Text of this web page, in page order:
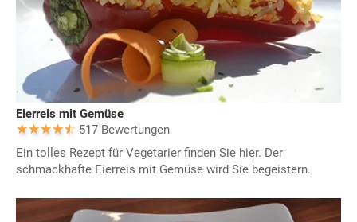
Eierreis mit Gemüse
517 Bewertungen
Ein tolles Rezept für Vegetarier finden Sie hier. Der
schmackhafte Eierreis mit Gemüse wird Sie begeistern.